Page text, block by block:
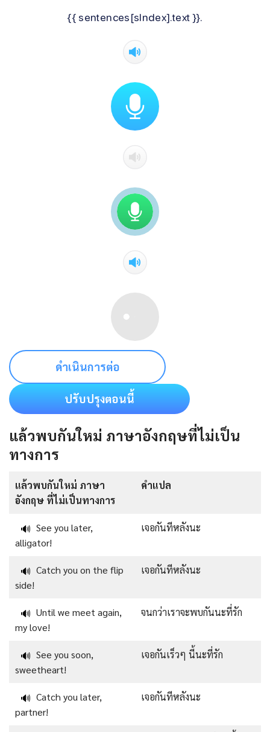
{{ sentences[sIndex].text }}.
ดำเนินการต่อ
ปรับปรุงตอนนี้
แล้วพบกันใหม่ ภาษาอังกฤษที่ไม่เป็น
ทางการ
แล้วพบกันใหม่ ภาษา
อังกฤษ ที่ไม่เป็นทางการ
คำแปล
🔊 See you later,
alligator!
เจอกันทีหลังนะ
🔊 Catch you on the flip
side!
เจอกันทีหลังนะ
🔊 Until we meet again,
my love!
จนกว่าเราจะพบกันนะที่รัก
🔊 See you soon,
sweetheart!
เจอกันเร็วๆ นี้นะที่รัก
🔊 Catch you later,
partner!
เจอกันทีหลังนะ